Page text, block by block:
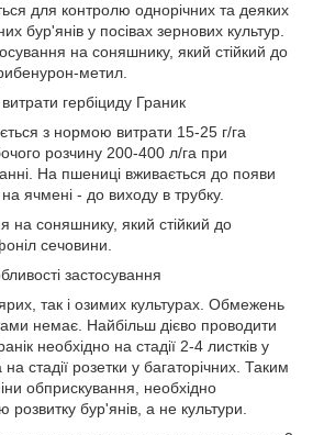
для контролю однорічних та деяких
бур'янів у посівах зернових культур.
на соняшнику, який стійкий до
метил.
гербіциду Граник
з нормою витрати 15-25 г/га
розчину 200-400 л/га при
На пшениці вживається до появи
ячмені - до виходу в трубку.
на соняшнику, який стійкий до
сечовини.
застосування
так і озимих культурах. Обмежень
немає. Найбільш дієво проводити
необхідно на стадії 2-4 листків у
стадії розетки у багаторічних. Таким
обприскування, необхідно
розвитку бур'янів, а не культури.